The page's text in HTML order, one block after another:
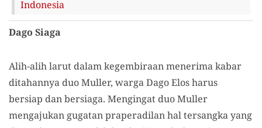
Indonesia
Dago Siaga
Alih-alih larut dalam kegembiraan menerima kabar
ditahannya duo Muller, warga Dago Elos harus
bersiap dan bersiaga. Mengingat duo Muller
mengajukan gugatan praperadilan hal tersangka yang